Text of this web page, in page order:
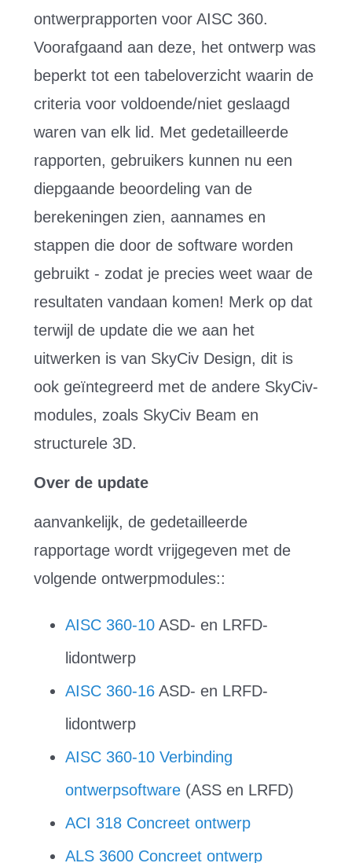
ontwerprapporten voor AISC 360.
Voorafgaand aan deze, het ontwerp was
beperkt tot een tabeloverzicht waarin de
criteria voor voldoende/niet geslaagd
waren van elk lid. Met gedetailleerde
rapporten, gebruikers kunnen nu een
diepgaande beoordeling van de
berekeningen zien, aannames en
stappen die door de software worden
gebruikt - zodat je precies weet waar de
resultaten vandaan komen! Merk op dat
terwijl de update die we aan het
uitwerken is van SkyCiv Design, dit is
ook geïntegreerd met de andere SkyCiv-
modules, zoals SkyCiv Beam en
structurele 3D.
Over de update
aanvankelijk, de gedetailleerde
rapportage wordt vrijgegeven met de
volgende ontwerpmodules::
AISC 360-10ASD- en LRFD-
lidontwerp
AISC 360-16ASD- en LRFD-
lidontwerp
AISC 360-10 Verbinding
ontwerpsoftware(ASS en LRFD)
ACI 318 Concreet ontwerp
ALS 3600 Concreet ontwerp